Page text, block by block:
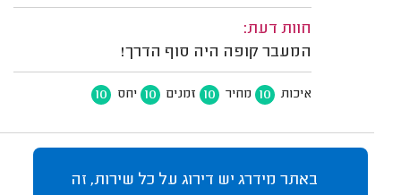
חוות דעת:
המעבר קופה היה סוף הדרך!
איכות 10 מחיר 10 זמנים 10 יחס 10
באתר מידרג יש דירוג על כל שירות, זה